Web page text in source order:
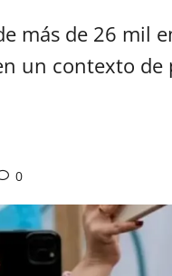
más de 26 mil
un contexto de
0